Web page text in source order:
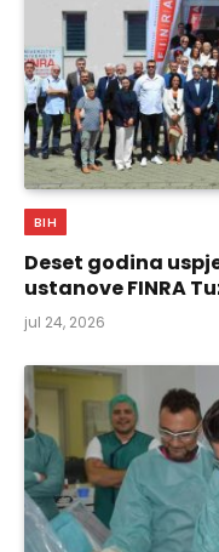
BIH
Deset godina
ustanove FINRA
jul 24, 2026